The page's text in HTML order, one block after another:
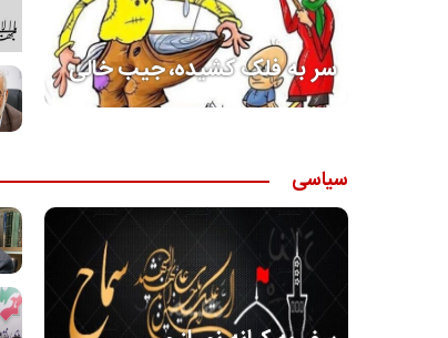
سیاسی
سر به فلک کشیده، جیب خالی